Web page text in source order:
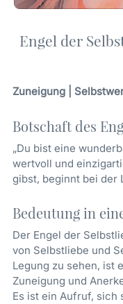
Engel der
Zuneigung |
Botschaft des
„Du bist eine
wertvoll und
gibst, beginnt bei der
Bedeutung in
Der Engel der
von Selbstliebe und
Legung zu sehen, ist
Zuneigung und
Es ist ein Aufruf, sich